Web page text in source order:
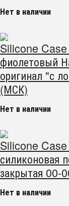
Нет в наличии
Silicone
фиолетовый
оригинал "с
(МСК)
Нет в наличии
Silicone Case
силиконовая
закрытая
Нет в наличии